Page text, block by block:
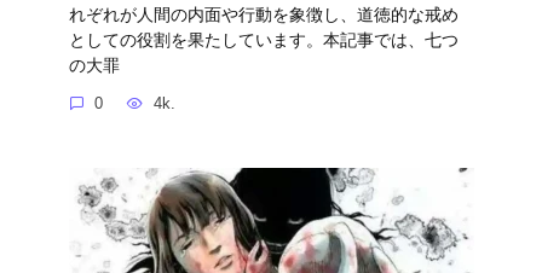
れぞれが人間の内面や行動を象徴し、道徳的な戒め
としての役割を果たしています。本記事では、七つ
の大罪
0 4k.